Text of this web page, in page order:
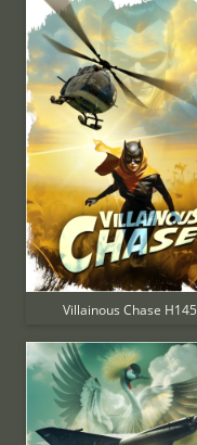
Villainous Chase H145